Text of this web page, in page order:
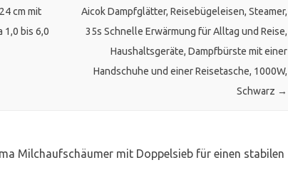
cm mit
1,0 bis 6,0
Aicok Dampfglätter, Reisebügeleisen, Steamer,
35s Schnelle Erwärmung für Alltag und Reise,
Haushaltsgeräte, Dampfbürste mit einer
Handschuhe und einer Reisetasche, 1000W,
Schwarz →
Milchaufschäumer mit Doppelsieb für einen stabilen